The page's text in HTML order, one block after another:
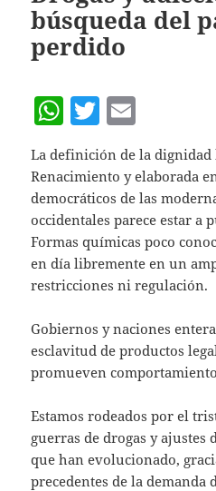
p
búsqueda del
perdido
W
h
at
s
A
p
p
T
w
itt
er
m
ai
l
La definición de la
Renacimiento y elaborada
democráticos de las
occidentales parece estar a
Formas químicas poco
en día libremente en un
restricciones ni regulación.
Gobiernos y naciones
esclavitud de productos
promueven
Estamos rodeados por el
guerras de drogas y ajustes
que han evolucionado,
precedentes de la demanda